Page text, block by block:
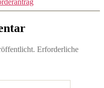
Erforderliche